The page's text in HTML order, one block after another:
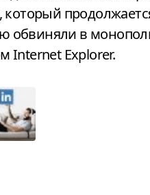
который
обвиняли в
Internet Explorer.